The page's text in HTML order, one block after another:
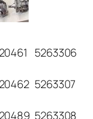
5263306
5263307
5263308